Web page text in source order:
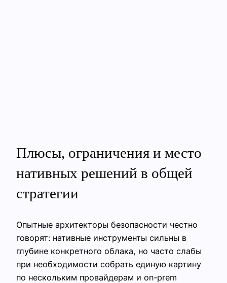
Плюсы, ограничения и место
нативных решений в общей
стратегии
Опытные архитекторы безопасности честно
говорят: нативные инструменты сильны в
глубине конкретного облака, но часто слабы
при необходимости собрать единую картину
по нескольким провайдерам и on‑prem